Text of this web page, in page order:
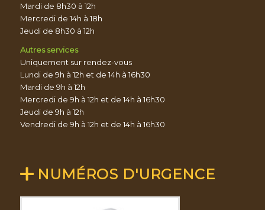
Mardi de 8h30 à 12h
Mercredi de 14h à 18h
Jeudi de 8h30 à 12h
Autres services
Uniquement sur rendez-vous
Lundi de 9h à 12h et de 14h à 16h30
Mardi de 9h à 12h
Mercredi de 9h à 12h et de 14h à 16h30
Jeudi de 9h à 12h
Vendredi de 9h à 12h et de 14h à 16h30
NUMÉROS D'URGENCE